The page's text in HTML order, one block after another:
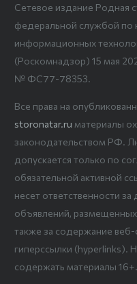
Сетевое издание Родная
федеральной службой по
информационных
(Роскомнадзор) 15 мая
№ ФС77-78353.
Все права на
storonatar.ru материалы
законодательством РФ.
допускается только по
обязательной активной
несет ответственности
объявлений, размещенных
также за содержание
гиперссылки (hyperlinks).
содержать материалы 16+.